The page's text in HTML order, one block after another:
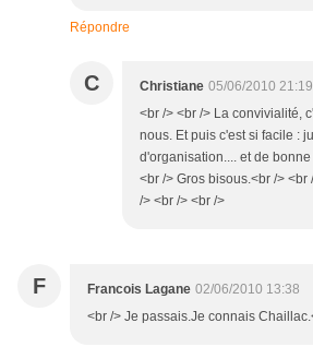
Répondre
C Christiane 05/06/2010 21:19
<br /> <br /> La convivialité,
nous. Et puis c'est si facile :
d'organisation.... et de
<br /> Gros bisous.<br /> <br
/> <br /> <br />
F Francois Lagane 02/06/2010 13:38
<br /> Je passais.Je connais